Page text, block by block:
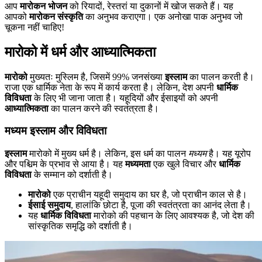
आपमारोकन भोजनको रियादों, रेस्तरां या दुकानों में खोज सकते हैं। यह
आपकोमारोकन संस्कृतिका अनुभव कराएगा। एक अनोखा पाक अनुभव जो
चूकना नहीं चाहिए!
मारोको में धर्म और आध्यात्मिकता
मारोकोमुख्यतः मुस्लिम है, जिसमें 99% जनसंख्याइस्लामका पालन करती है।
राजा एक धार्मिक नेता के रूप में कार्य करता है। लेकिन, देश अपनी धार्मिक
विविधताके लिए भी जाना जाता है। यहूदियों और ईसाइयों को अपनी
आध्यात्मिकताका पालन करने की स्वतंत्रता है।
मध्यम इस्लाम और विविधता
इस्लाममारोको में मुख्य धर्म है। लेकिन, इस धर्म का पालन मध्यमहै। यह यूरोप
और पश्चिम के प्रभाव से आया है। यहमध्यमताएक खुले विचार औरधार्मिक
विविधताके सम्मान को दर्शाती है।
मारोकोएक प्राचीन यहूदी समुदाय का घर है, जो प्राचीन काल से है।
ईसाई समुदाय, हालांकि छोटा है, पूजा की स्वतंत्रता का आनंद लेता है।
यह धार्मिक विविधतामारोको की पहचान के लिए आवश्यक है, जो देश की
सांस्कृतिक समृद्धि को दर्शाती है।